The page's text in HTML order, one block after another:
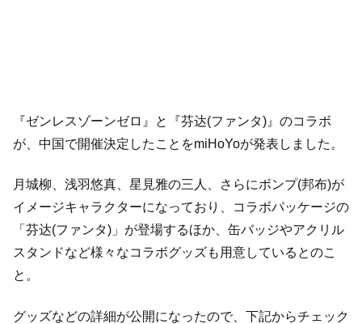
『ゼンレスゾーンゼロ』と『芬达(ファンタ)』のコラボ
が、中国で開催決定したことをmiHoYoが発表しました。
月城柳、浅羽悠真、星見雅の三人、さらにボンプ(邦布)が
イメージキャラクターになっており、コラボパッケージの
「芬达(ファンタ)」が登場するほか、缶バッジやアクリル
スタンドなど様々なコラボグッズも用意しているとのこ
と。
グッズなどの詳細が公開になったので、下記からチェック